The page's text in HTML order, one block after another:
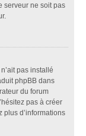
serveur ne soit pas
pas installé
phpBB dans
du forum
pas à créer
plus d’informations